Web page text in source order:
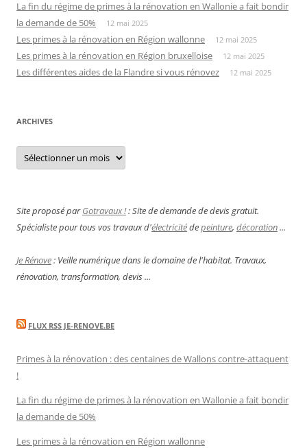
La fin du régime de primes à la rénovation en Wallonie a fait bondir
la demande de 50%
12 mai 2025
Les primes à la rénovation en Région wallonne 12 mai 2025
Les primes à la rénovation en Région bruxelloise 12 mai 2025
Les différentes aides de la Flandre si vous rénovez 12 mai 2025
ARCHIVES
Archives
Site proposé parGotravaux !: Site de demande de devis gratuit.
Spécialiste pour tous vos travaux d'électricitédepeinture, décoration...
Je Rénove: Veille numérique dans le domaine de l'habitat. Travaux,
rénovation, transformation, devis ...
FLUX RSS JE-RENOVE.BE
Primes à la rénovation : des centaines de Wallons contre-attaquent
!
La fin du régime de primes à la rénovation en Wallonie a fait bondir
la demande de 50%
Les primes à la rénovation en Région wallonne